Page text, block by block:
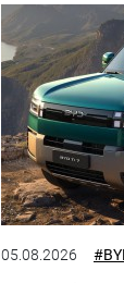
05.08.2026